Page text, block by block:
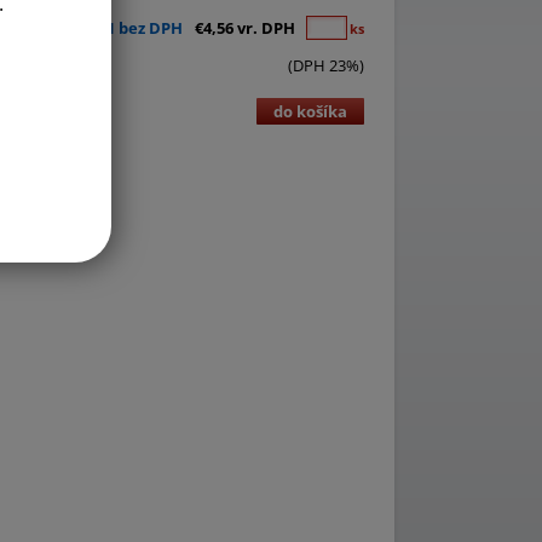
€3,71 bez DPH €4,56 vr. DPH ks
(DPH 23%)
do košíka